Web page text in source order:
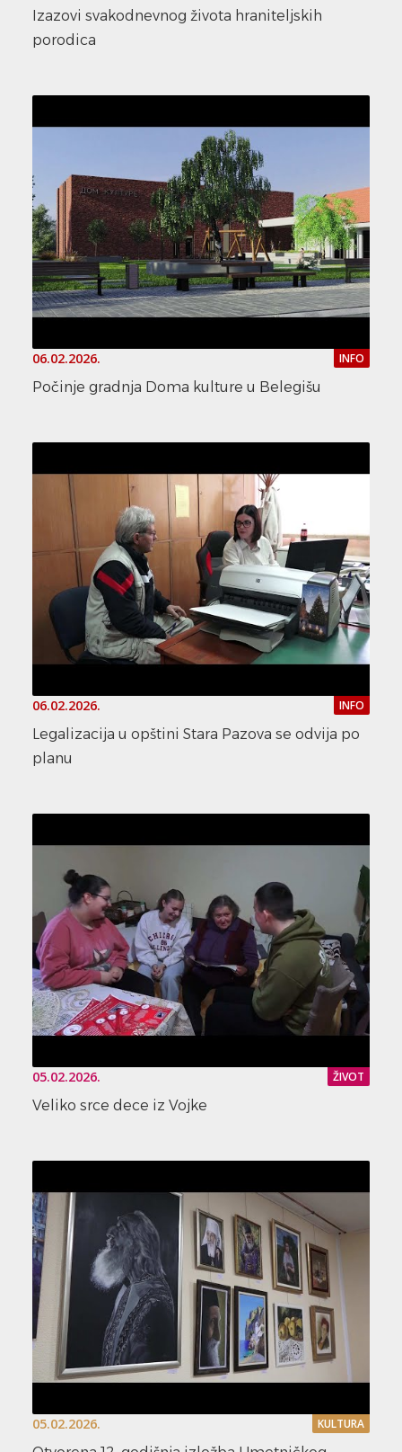
Izazovi svakodnevnog života hraniteljskih
porodica
06.02.2026. INFO
Počinje gradnja Doma kulture u Belegišu
06.02.2026. INFO
Legalizacija u opštini Stara Pazova se odvija po
planu
05.02.2026. ŽIVOT
Veliko srce dece iz Vojke
05.02.2026. KULTURA